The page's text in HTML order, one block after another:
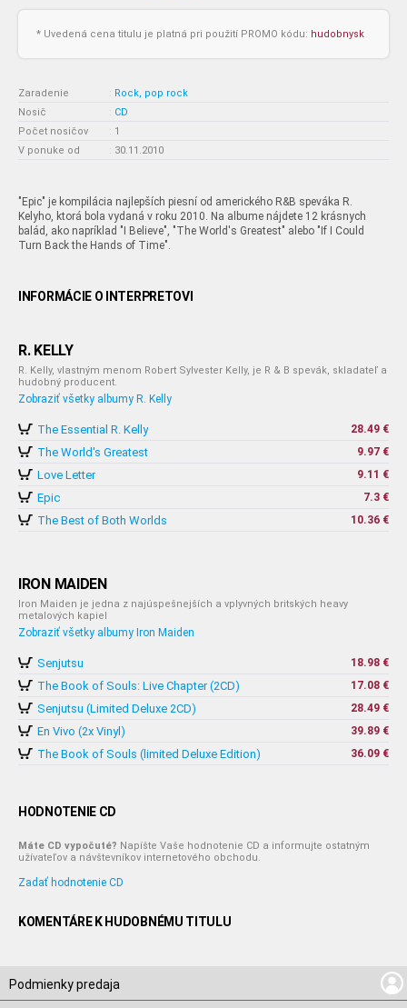
* Uvedená cena titulu je platná pri použití PROMO kódu: hudobnysk
Zaradenie : Rock, pop rock
Nosič
: CD
Počet nosičov
: 1
V ponuke od
: 30.11.2010
"Epic" je kompilácia najlepších piesní od amerického R&B speváka R.
Kelyho, ktorá bola vydaná v roku 2010. Na albume nájdete 12 krásnych
balád, ako napríklad "I Believe", "The World's Greatest" alebo "If I Could
Turn Back the Hands of Time".
INFORMÁCIE O INTERPRETOVI
R. KELLY
R. Kelly, vlastným menom Robert Sylvester Kelly, je R & B spevák, skladateľ a
hudobný producent.
Zobraziť všetky albumy R. Kelly
The Essential R. Kelly 28.49 €
The World's Greatest 9.97 €
Love Letter 9.11 €
Epic 7.3 €
The Best of Both Worlds 10.36 €
IRON MAIDEN
Iron Maiden je jedna z najúspešnejších a vplyvných britských heavy
metalových kapiel
Zobraziť všetky albumy Iron Maiden
Senjutsu 18.98 €
The Book of Souls: Live Chapter (2CD) 17.08 €
Senjutsu (Limited Deluxe 2CD) 28.49 €
En Vivo (2x Vinyl) 39.89 €
The Book of Souls (limited Deluxe Edition) 36.09 €
HODNOTENIE CD
Máte CD vypočuté? Napíšte Vaše hodnotenie CD a informujte ostatným
užívateľov a návštevníkov internetového obchodu.
Zadať hodnotenie CD
KOMENTÁRE K HUDOBNÉMU TITULU
Podmienky predaja